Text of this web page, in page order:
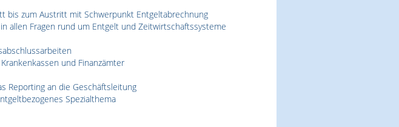
bis zum Austritt mit Schwerpunkt Entgeltabrechnung
allen Fragen rund um Entgelt und Zeitwirtschaftssysteme
und Finanzämter
Reporting an die Geschäftsleitung
Spezialthema